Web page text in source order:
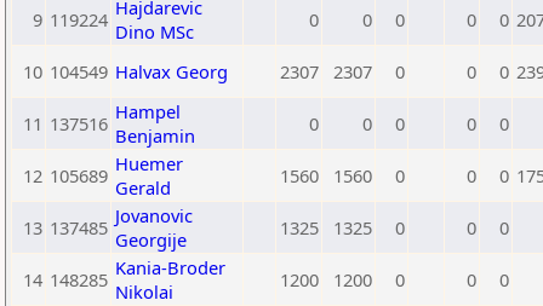
9 119224 Hajdarevic
Dino MSc
0 0 0 0 0
10 104549 Halvax Georg 2307 2307 0 0 0
11 137516 Hampel
Benjamin
0 0 0 0 0
12 105689 Huemer
Gerald
1560 1560 0 0 0
13 137485 Jovanovic
Georgije
1325 1325 0 0 0
14 148285 Kania-Broder
Nikolai
1200 1200 0 0 0